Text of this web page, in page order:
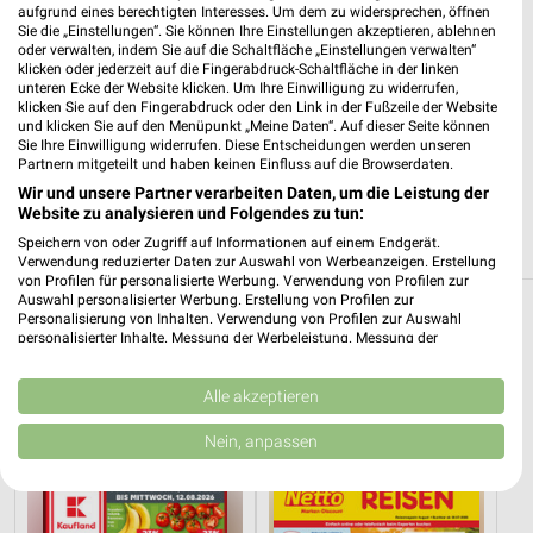
27472 Cuxhaven
Heute 08:00 - 17:00 Uhr | Geschlossen
346,13 km
Reederei Cassen Eils Cuxhaven
27472 Cuxhaven
346,91 km
Reisen & Tourismus Angebote und Prospekte
Kaufland Netto Marken-Discount
aufgrund eines berechtigten Interesses. Um dem zu widersprechen, öffnen
Sie die „Einstellungen“. Sie können Ihre Einstellungen akzeptieren, ablehnen
oder verwalten, indem Sie auf die Schaltfläche „Einstellungen verwalten“
klicken oder jederzeit auf die Fingerabdruck-Schaltfläche in der linken
unteren Ecke der Website klicken. Um Ihre Einwilligung zu widerrufen,
klicken Sie auf den Fingerabdruck oder den Link in der Fußzeile der Website
und klicken Sie auf den Menüpunkt „Meine Daten“. Auf dieser Seite können
Sie Ihre Einwilligung widerrufen. Diese Entscheidungen werden unseren
Partnern mitgeteilt und haben keinen Einfluss auf die Browserdaten.
Wir und unsere Partner verarbeiten Daten, um die Leistung der
Website zu analysieren und Folgendes zu tun:
Speichern von oder Zugriff auf Informationen auf einem Endgerät.
Verwendung reduzierter Daten zur Auswahl von Werbeanzeigen. Erstellung
von Profilen für personalisierte Werbung. Verwendung von Profilen zur
Auswahl personalisierter Werbung. Erstellung von Profilen zur
Personalisierung von Inhalten. Verwendung von Profilen zur Auswahl
personalisierter Inhalte. Messung der Werbeleistung. Messung der
Kombinationen von Daten aus verschiedenen Quellen. Entwicklung und
Verbesserung der Angebote. Verwendung reduzierter Daten zur Auswahl
von Inhalten.
Daten können außerhalb der Europäischen Union weitergegeben und in die
Website/App.
Partnerliste anzeigen (1 IAB-Anbieter)
Alle akzeptieren
Nein, anpassen